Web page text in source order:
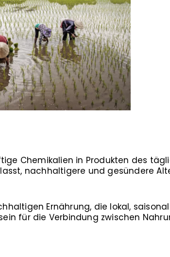
Chemikalien in Produkten des
nachhaltigere und gesündere
Ernährung, die lokal,
für die Verbindung zwischen